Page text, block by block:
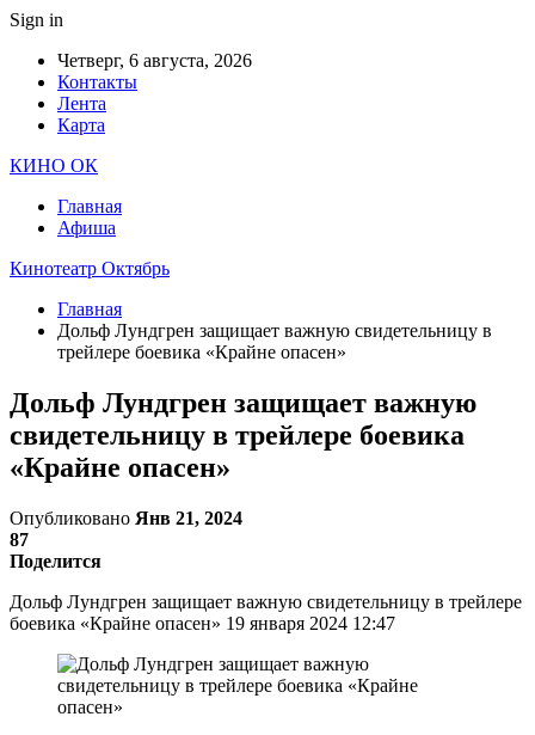
Sign in
Четверг, 6 августа, 2026
Контакты
Лента
Карта
КИНО ОК
Главная
Афиша
Кинотеатр Октябрь
Главная
Дольф Лундгрен защищает важную свидетельницу в
трейлере боевика «Крайне опасен»
Дольф Лундгрен защищает важную
свидетельницу в трейлере боевика
«Крайне опасен»
Опубликовано Янв 21, 2024
87
Поделится
Дольф Лундгрен защищает важную свидетельницу в трейлере
боевика «Крайне опасен» 19 января 2024 12:47